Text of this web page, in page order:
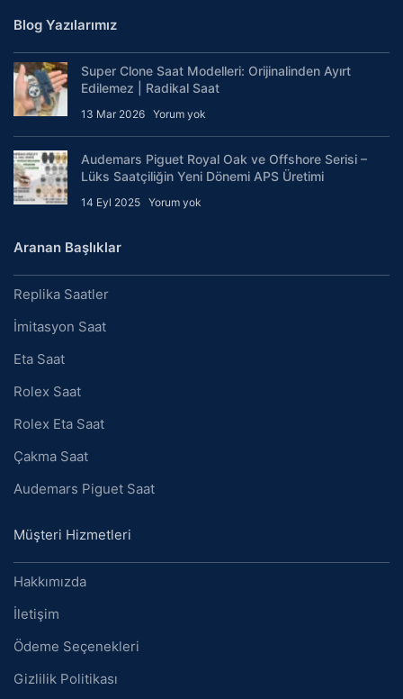
Blog Yazılarımız
Super Clone Saat Modelleri: Orijinalinden Ayırt
Edilemez | Radikal Saat
13 Mar 2026 Yorum yok
Audemars Piguet Royal Oak ve Offshore Serisi –
Lüks Saatçiliğin Yeni Dönemi APS Üretimi
14 Eyl 2025 Yorum yok
Aranan Başlıklar
Replika Saatler
İmitasyon Saat
Eta Saat
Rolex Saat
Rolex Eta Saat
Çakma Saat
Audemars Piguet Saat
Müşteri Hizmetleri
Hakkımızda
İletişim
Ödeme Seçenekleri
Gizlilik Politikası